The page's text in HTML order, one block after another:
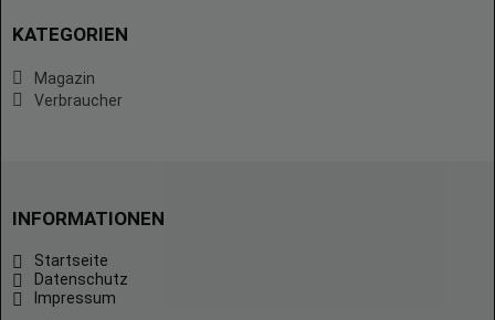
KATEGORIEN
Magazin
Verbraucher
INFORMATIONEN
Startseite
Datenschutz
Impressum